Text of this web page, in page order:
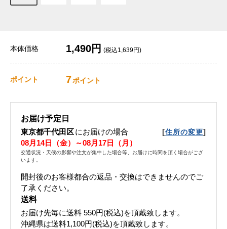
本体価格 1,490円 (税込1,639円)
ポイント 7ポイント
お届け予定日
東京都千代田区にお届けの場合 [住所の変更]
08月14日（金）～08月17日（月）
交通状況・天候の影響や注文が集中した場合等、お届けに時間を頂く場合がござ
います。
開封後のお客様都合の返品・交換はできませんのでご
了承ください。
送料
お届け先毎に送料 550円(税込)を頂戴致します。
沖縄県は送料1,100円(税込)を頂戴致します。